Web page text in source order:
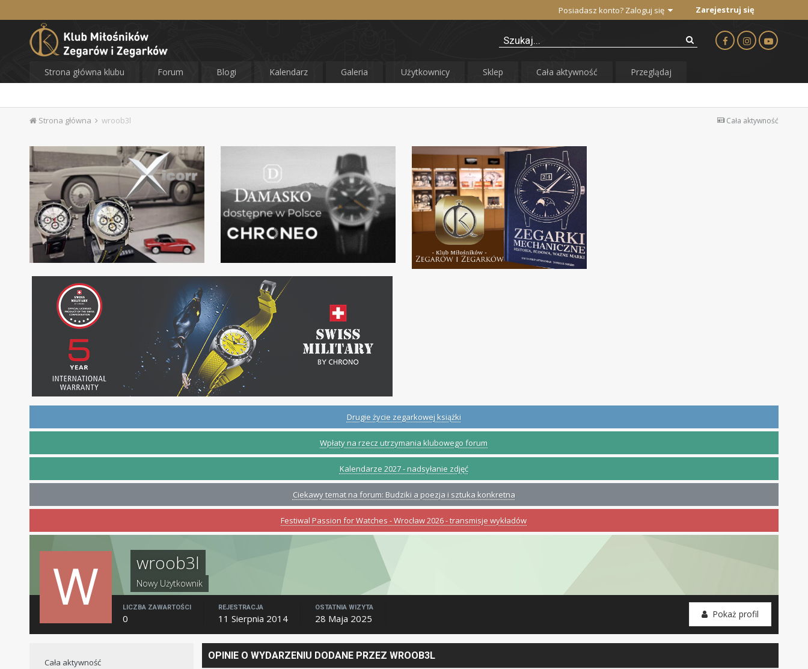
Posiadasz konto? Zaloguj się Zarejestruj się
Strona główna klubu Forum Blogi Kalendarz Galeria Użytkownicy Sklep Cała aktywność Przeglądaj
Cała aktywność
Strona główna wroob3l
Drugie życie zegarkowej książki
Wpłaty na rzecz utrzymania klubowego forum
Kalendarze 2027 - nadsyłanie zdjęć
Ciekawy temat na forum: Budziki a poezja i sztuka konkretna
Festiwal Passion for Watches - Wrocław 2026 - transmisje wykładów
wroob3l
Nowy Użytkownik
Pokaż profil
LICZBA ZAWARTOŚCI
0
REJESTRACJA
11 Sierpnia 2014
OSTATNIA WIZYTA
28 Maja 2025
Cała aktywność
OPINIE O WYDARZENIU DODANE PRZEZ WROOB3L